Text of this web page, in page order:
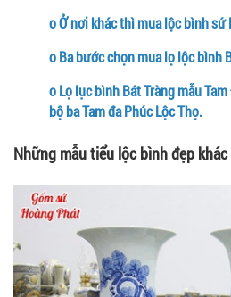
oỞ nơi khác thì mua lộc bình sứ
oBa bước chọn mua lọ lộc bình
oLọ lục bình Bát Tràng mẫu
bộ ba Tam đa Phúc Lộc Thọ.
Những mẫu tiểu lộc bình đẹp khác